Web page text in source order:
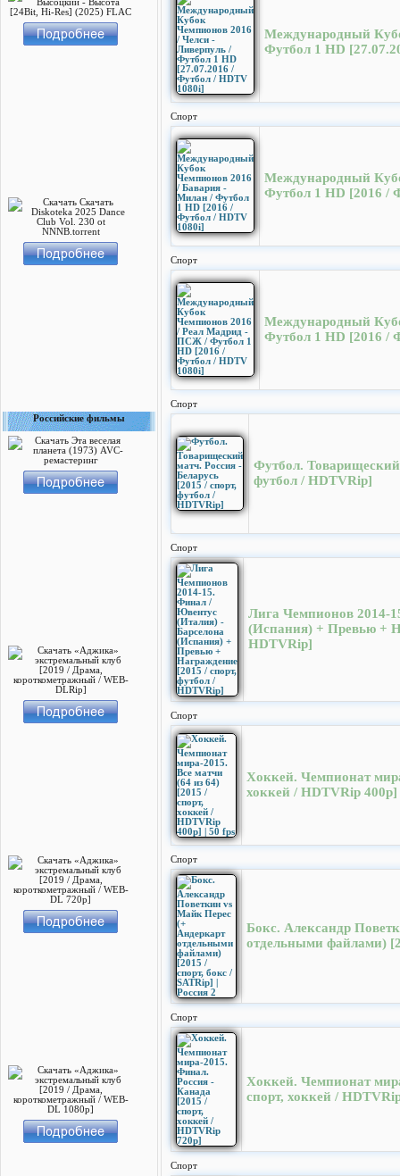
Российские фильмы
Международный
Футбол 1 HD
Спорт
Международный
Футбол 1 HD [2016 /
Спорт
Международный
Футбол 1 HD [2016 /
Спорт
Футбол. Товарищеский
футбол / HDTVRip]
Спорт
Лига Чемпионов 2014-
(Испания) + Превью +
HDTVRip]
Спорт
Хоккей. Чемпионат
хоккей / HDTVRip 400р]
Спорт
Бокс. Александр
отдельными файлами)
Спорт
Хоккей. Чемпионат
спорт, хоккей /
Спорт